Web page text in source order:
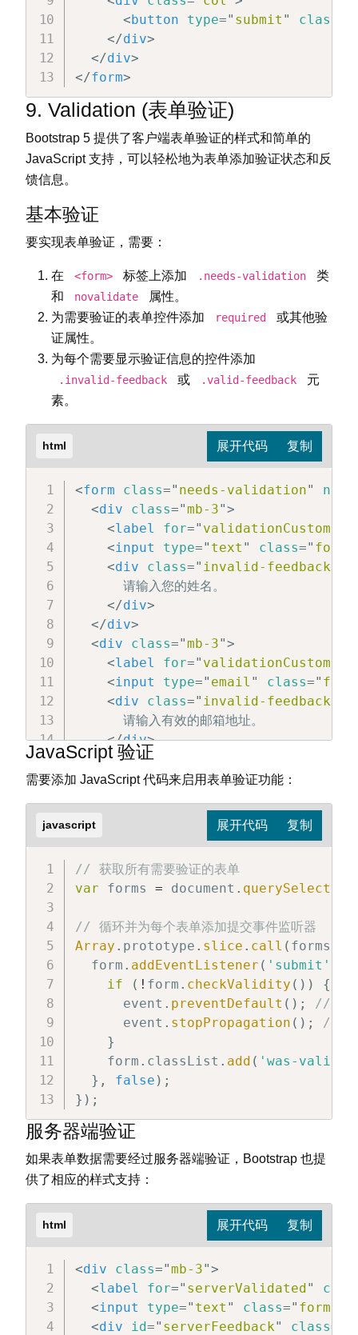
<button type=" submit " class
</div>
</div>
</form>
9. Validation (表单验证)
Bootstrap 5 提供了客户端表单验证的样式和简单的
JavaScript 支持，可以轻松地为表单添加验证状态和反
馈信息。
基本验证
要实现表单验证，需要：
在 <form> 标签上添加 .needs-validation
类
和
novalidate
属性。
为需要验证的表单控件添加
required
或其他验
证属性。
为每个需要显示验证信息的控件添加
.invalid-feedback 或 .valid-feedback
元
素。
html
<form class=" needs-validation"
<div class="mb-3">
<label for=" validationCustom01
<input type=" text " class="
<div class=" invalid-feedback"
      请输入您的姓名。
</div>
</div>
<div class="mb-3">
<label for=" validationCustom02
<input type=" email " class="
<div class=" invalid-feedback"
      请输入有效的邮箱地址。
</div>
</div>
<div class="mb-3">
class="form-check-
class=" form-check-
        您必须同意条款才能提交。
</div
</div>
< button class = " btn btn-primary
form >
JavaScript 验证
需要添加 JavaScript 代码来启用表单验证功能：
javascript
// 获取所有需要验证的表单
var forms = document .
// 循环并为每个表单添加提交事件监听器
Array . prototype . slice . call ( forms
  form
. addEventListener ( 'submit'
if
( ! form . checkValidity ( ) )
{
      event
. preventDefault ( ) ;
// 阻
      event
. stopPropagation ( ) ;
// 阻
}
    form
. classList . add ( 'was-
} , false ) ;
} ) ;
服务器端验证
如果表单数据需要经过服务器端验证，Bootstrap 也提
供了相应的样式支持：
html
<div class="mb-3">
<label for=" serverValidated"
<input type=" text " class=" form-
<div id=" serverFeedback" class=